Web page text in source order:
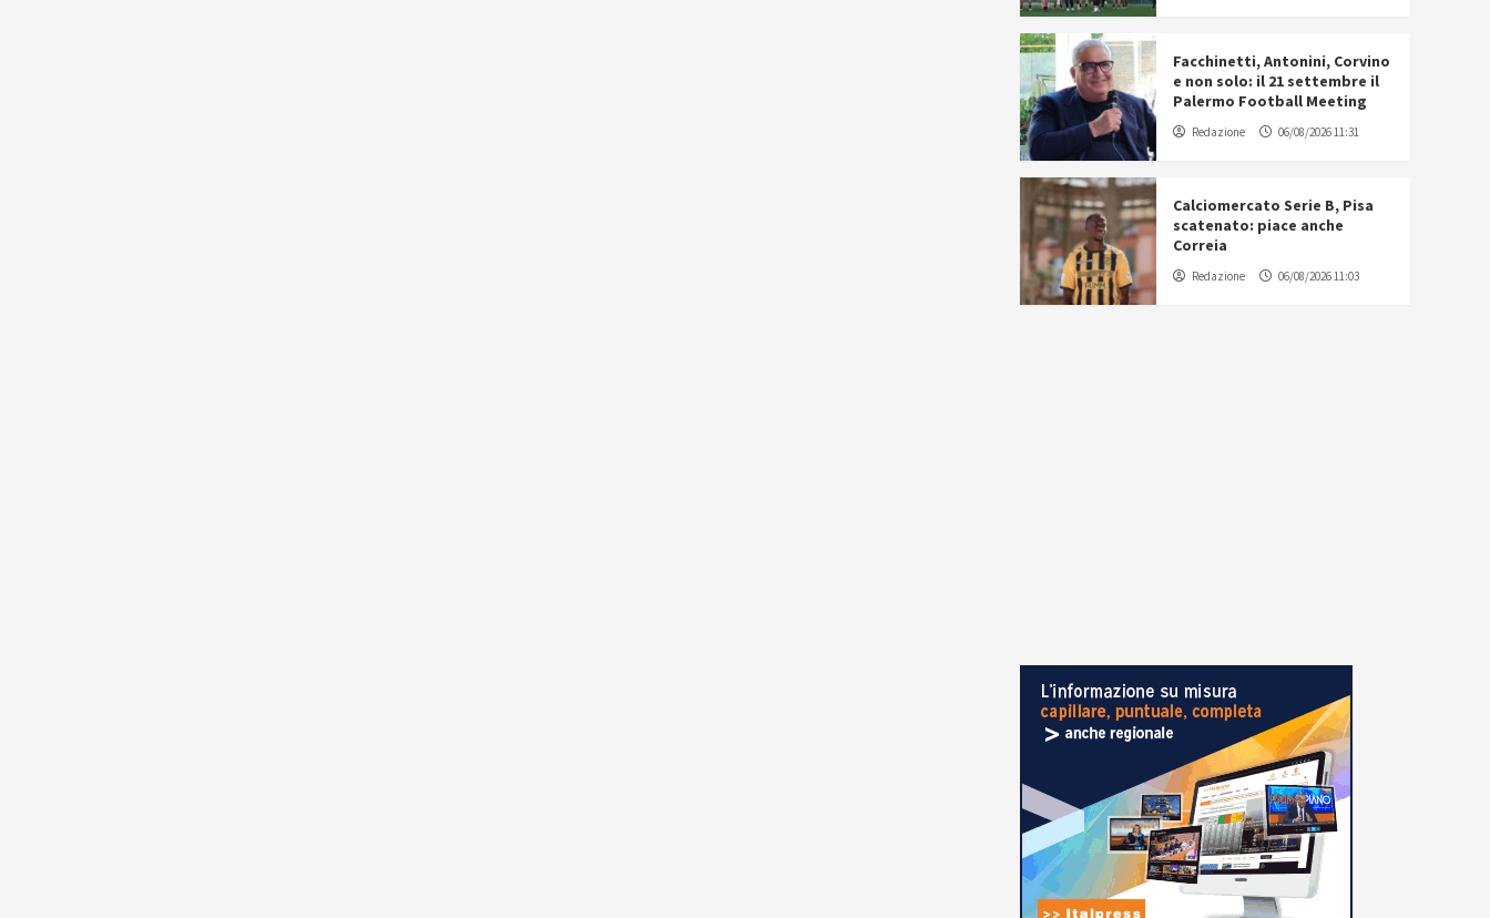
Facchinetti, Antonini, Corvino
e non solo: il 21 settembre il
Palermo Football Meeting
Redazione 06/08/2026 11:31
Calciomercato Serie B, Pisa
scatenato: piace anche
Correia
Redazione 06/08/2026 11:03